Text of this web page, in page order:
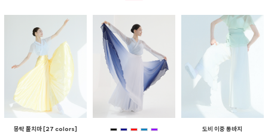
몽탁 풀치마 [27 colors]
도비 이중 통바지